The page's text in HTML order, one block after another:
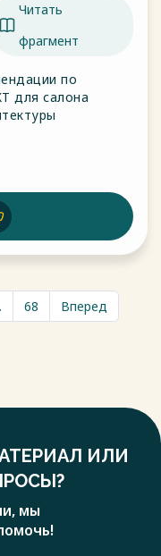
Читать
фрагмент
по
для салона
68 Вперед
ИЛИ
мы